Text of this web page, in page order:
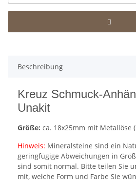
Beschreibung
Kreuz Schmuck-
Unakit
Größe: ca. 18x25mm mit Metallöse
Hinweis: Mineralsteine sind ein
geringfügige Abweichungen in
sind somit normal. Bitte teilen Sie
mit, welche Form und Farbe Sie